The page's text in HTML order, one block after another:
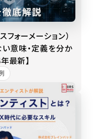
フォーメーション）
意味・定義を分か
最新】